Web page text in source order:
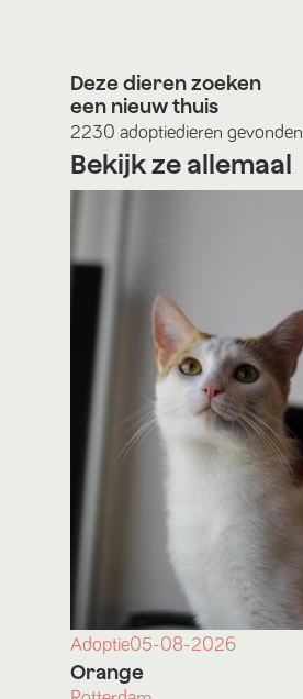
Deze dieren zoeken
een nieuw thuis
2230 adoptiedieren gevonden
Bekijk ze allemaal
Adoptie05-08-2026
Orange